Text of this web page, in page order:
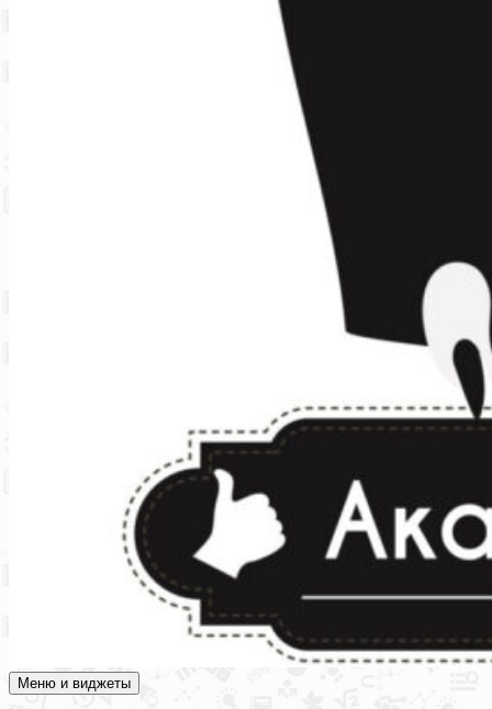
Академия СОВА
Подготовка к ЕГЭ, ОГЭ, ВПР, МЦКО, СтатГрад, КДР, ВОШ,
Меню и виджеты